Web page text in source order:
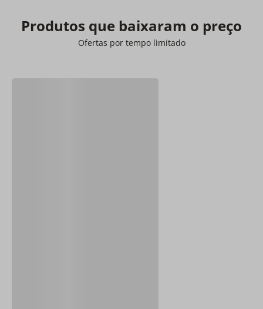
Produtos que baixaram o preço
Ofertas por tempo limitado